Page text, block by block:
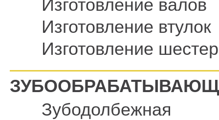
Изготовление валов
Изготовление втулок
Изготовление
Зубодолбежная